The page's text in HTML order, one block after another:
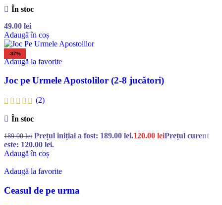
În stoc
49.00 lei
Adaugă în coș
-37%
Adaugă la favorite
Joc pe Urmele Apostolilor (2-8 jucători)
(2)
În stoc
189.00lei Prețul inițial a fost: 189.00 lei.120.00 leiPrețul curent
este: 120.00 lei.
Adaugă în coș
Adaugă la favorite
Ceasul de pe urma